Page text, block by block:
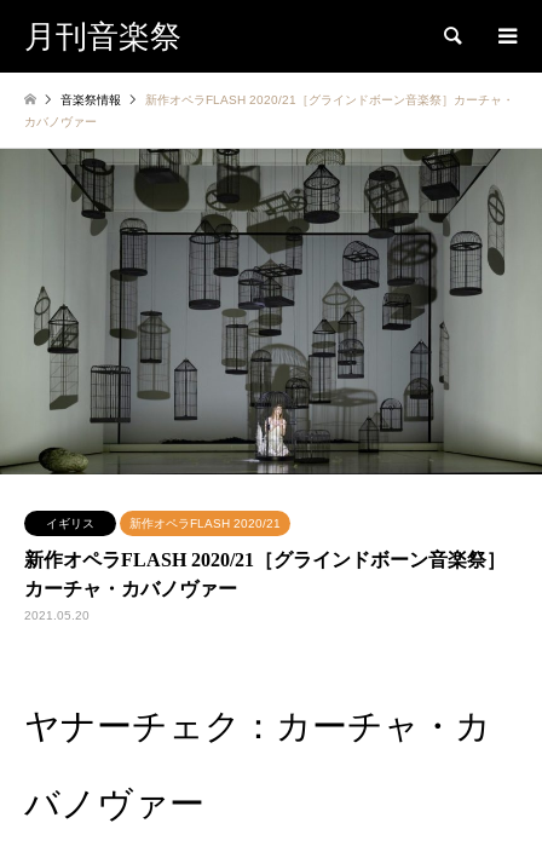
月刊音楽祭 検索
音楽祭情報
新作オペラFLASH 2020/21［グラインドボーン音楽祭］カーチャ・
カバノヴァー
イギリス 新作オペラFLASH 2020/21
新作オペラFLASH 2020/21［グラインドボーン音楽祭］
カーチャ・カバノヴァー
2021.05.20
ヤナーチェク：カーチャ・カ
バノヴァー